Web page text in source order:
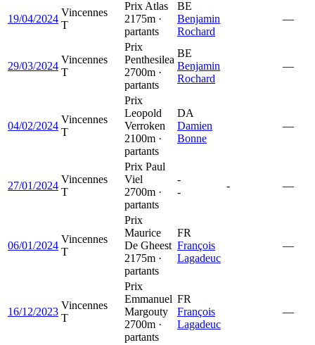
19/04/2024
Vincennes
T
Prix Atlas
2175m ·
partants
BE
Benjamin
Rochard
—
29/03/2024
Vincennes
T
Prix
Penthesilea
2700m ·
partants
BE
Benjamin
Rochard
—
04/02/2024
Vincennes
T
Prix
Leopold
Verroken
2100m ·
partants
DA
Damien
Bonne
—
27/01/2024
Vincennes
T
Prix Paul
Viel
2700m ·
partants
-
-
- —
06/01/2024
Vincennes
T
Prix
Maurice
De Gheest
2175m ·
partants
FR
François
Lagadeuc
—
16/12/2023
Vincennes
T
Prix
Emmanuel
Margouty
2700m ·
partants
FR
François
Lagadeuc
—